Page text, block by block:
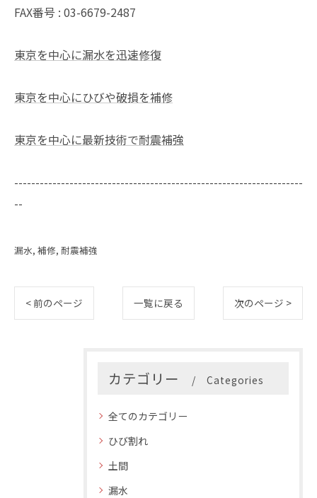
FAX番号 : 03-6679-2487
東京を中心に漏水を迅速修復
東京を中心にひびや破損を補修
東京を中心に最新技術で耐震補強
--------------------------------------------------------------------
--
漏水 補修 耐震補強
< 前のページ 一覧に戻る 次のページ >
カテゴリー Categories
全てのカテゴリー
ひび割れ
土間
漏水